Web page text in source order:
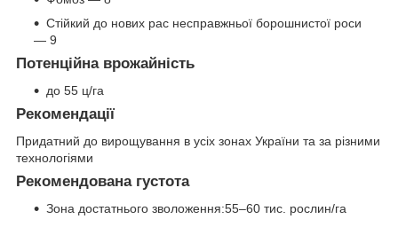
Стійкий до нових рас несправжньої борошнистої роси
— 9
Потенційна врожайність
до 55 ц/га
Рекомендації
Придатний до вирощування в усіх зонах України та за різними
технологіями
Рекомендована густота
Зона достатнього зволоження:55–60 тис. рослин/га